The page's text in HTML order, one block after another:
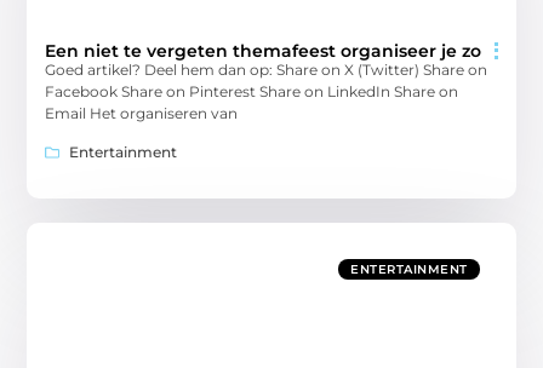
Een niet te vergeten themafeest organiseer je zo
Goed artikel? Deel hem dan op: Share on X (Twitter) Share on
Facebook Share on Pinterest Share on LinkedIn Share on
Email Het organiseren van
Entertainment
ENTERTAINMENT